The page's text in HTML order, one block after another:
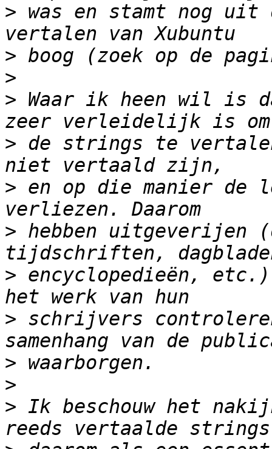
> was en stamt nog
>
>
> Waar ik heen wil is
> de strings te vertalen
> en op die manier de
> hebben uitgeverijen
> encyclopedieën,
> schrijvers
>
>
> Ik beschouw het